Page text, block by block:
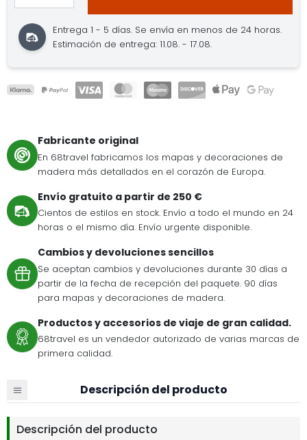
Entrega 1 - 5 días. Se envía en menos de 24 horas.
Estimación de entrega: 11.08. - 17.08.
Fabricante original
En 68travel fabricamos los mapas y decoraciones de
madera más detallados en el corazón de Europa.
Envío gratuito a partir de 250 €
Cientos de estilos en stock. Envío a todo el mundo en 24
horas o el mismo día. Envío urgente disponible.
Cambios y devoluciones sencillos
Se aceptan cambios y devoluciones durante 30 días a
partir de la fecha de recepción del paquete. 90 días
para mapas y decoraciones de madera.
Productos y accesorios de viaje de gran calidad.
68travel es un vendedor autorizado de varias marcas de
primera calidad.
Descripción del producto
Descripción del producto